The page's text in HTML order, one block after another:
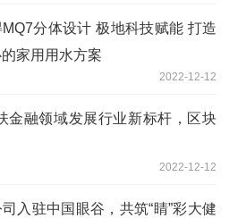
分体设计 极地科技赋能 打造
家用用水方案
2022-12-12
金融领域发展行业新标杆，区块
2022-12-12
入驻中国眼谷，共筑“睛”彩大健